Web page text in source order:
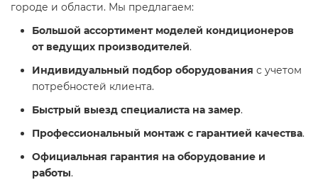
городе и области. Мы предлагаем:
Большой ассортимент моделей кондиционеров
от ведущих производителей.
Индивидуальный подбор оборудования с учетом
потребностей клиента.
Быстрый выезд специалиста на замер.
Профессиональный монтаж с гарантией качества.
Официальная гарантия на оборудование и
работы.